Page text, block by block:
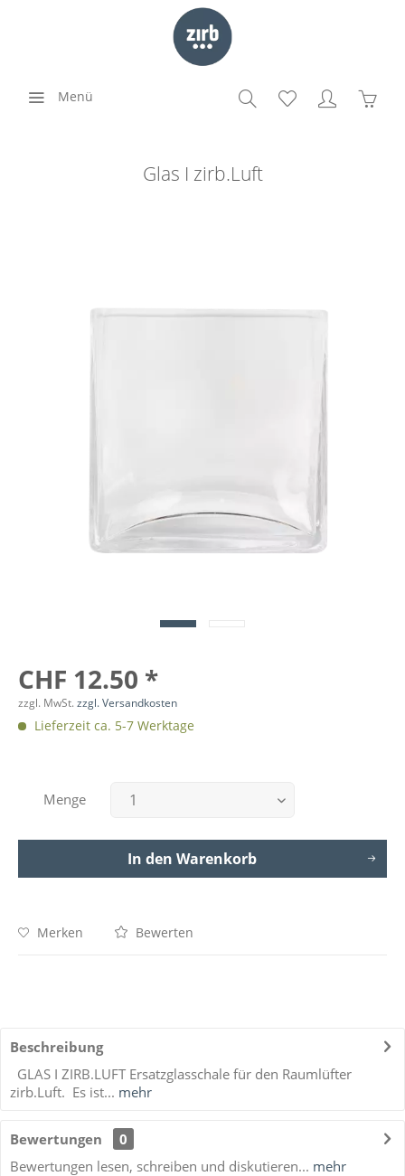
Menü
Glas I zirb.Luft
CHF 12.50 *
zzgl. MwSt. zzgl. Versandkosten
Lieferzeit ca. 5-7 Werktage
Menge
In den Warenkorb
Merken Bewerten
Beschreibung
GLAS I ZIRB.LUFT Ersatzglasschale für den Raumlüfter
zirb.Luft. Es ist... mehr
Bewertungen
0
Bewertungen lesen, schreiben und diskutieren... mehr